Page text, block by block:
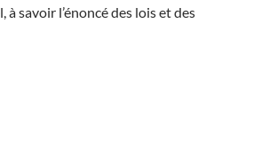
savoir l’énoncé des lois et des